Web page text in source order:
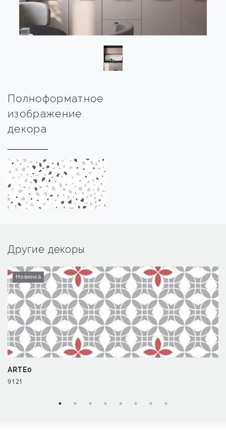
Полноформатное
изображение
декора
Другие декоры
Новинка
ARTE0
9121